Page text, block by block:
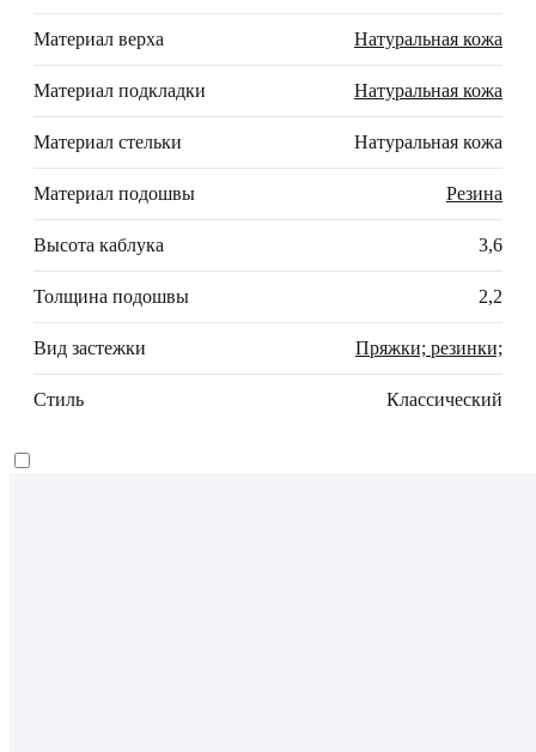
Материал верха Натуральная кожа
Материал подкладки Натуральная кожа
Материал стельки Натуральная кожа
Материал подошвы Резина
Высота каблука 3,6
Толщина подошвы 2,2
Вид застежки Пряжки; резинки;
Стиль Классический